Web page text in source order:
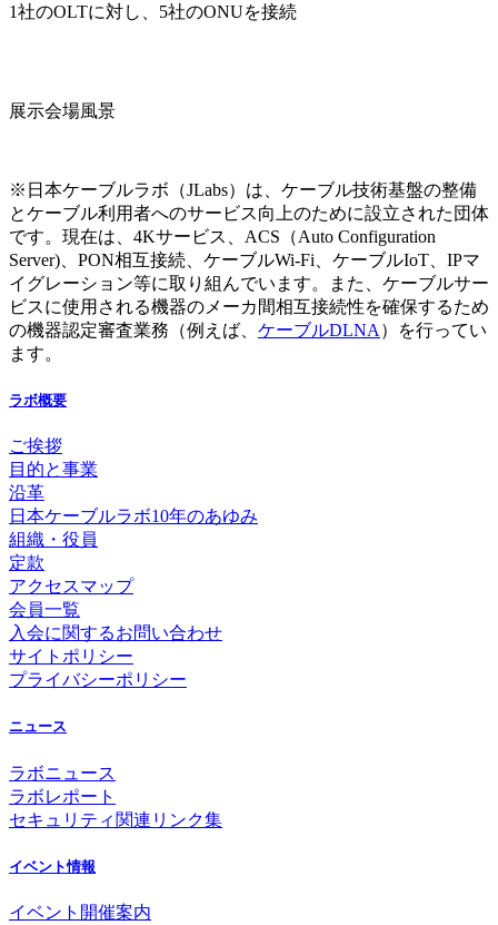
1社のOLTに対し、5社のONUを接続
展示会場風景
※日本ケーブルラボ（JLabs）は、ケーブル技術基盤の整備
とケーブル利用者へのサービス向上のために設立された団体
です。現在は、4Kサービス、ACS（Auto Configuration
Server)、PON相互接続、ケーブルWi-Fi、ケーブルIoT、IPマ
イグレーション等に取り組んでいます。また、ケーブルサー
ビスに使用される機器のメーカ間相互接続性を確保するため
の機器認定審査業務（例えば、 ケーブルDLNA ）を行ってい
ます。
ラボ概要
ご挨拶
目的と事業
沿革
日本ケーブルラボ10年のあゆみ
組織・役員
定款
アクセスマップ
会員一覧
入会に関するお問い合わせ
サイトポリシー
プライバシーポリシー
ニュース
ラボニュース
ラボレポート
セキュリティ関連リンク集
イベント情報
イベント開催案内